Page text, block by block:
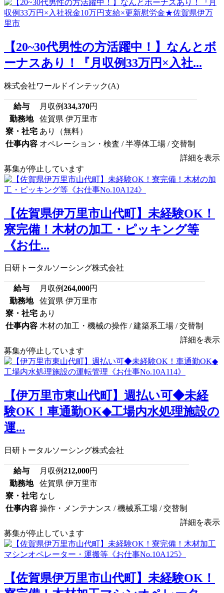
【20~30代男性の方活躍中！】なんとボ
ーナスあり！『月収例33万円×入社...
株式会社ワールドインテック(A)
給与 月収例334,370円
勤務地
佐賀県 伊万里市
寮・社宅 あり（無料）
仕事内容 オペレーション・検査 / 半導体工場 / 交替制
詳細を表示
募集が停止しています
【佐賀県伊万里市山代町】未経験OK！
寮完備！木材の加工・ピッキング等
《お仕...
日研トータルソーシング株式会社
給与 月収例264,000円
勤務地
佐賀県 伊万里市
寮・社宅 あり
仕事内容 木材の加工・機械の操作 / 建築系工場 / 交替制
詳細を表示
募集が停止しています
【伊万里市東山代町】週払い可◆未経
験OK！車通勤OK◆工場内水処理施設の
運...
日研トータルソーシング株式会社
給与 月収例212,000円
勤務地
佐賀県 伊万里市
寮・社宅 なし
仕事内容 操作・メンテナンス / 機械系工場 / 交替制
詳細を表示
募集が停止しています
【佐賀県伊万里市山代町】未経験OK！